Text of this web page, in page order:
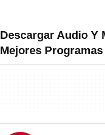
Descargar Audio Y
Mejores